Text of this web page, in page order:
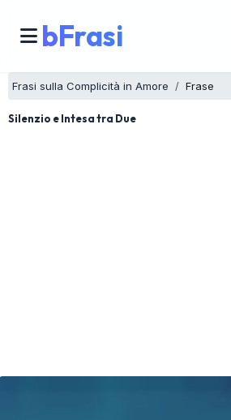
bFrasi
Frasi sulla Complicità in Amore Frase
Silenzio e Intesa tra Due